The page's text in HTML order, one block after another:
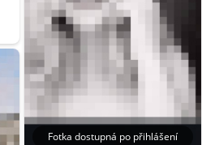
Fotka dostupná po přihlášení